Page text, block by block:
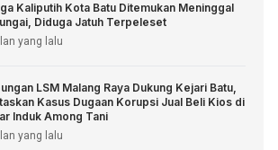
Kaliputih Kota Batu Ditemukan Meninggal
Diduga Jatuh Terpeleset
yang lalu
LSM Malang Raya Dukung Kejari Batu,
Kasus Dugaan Korupsi Jual Beli Kios di
Induk Among Tani
yang lalu